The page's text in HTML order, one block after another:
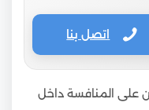
اتصل بنا
على المنافسة داخل